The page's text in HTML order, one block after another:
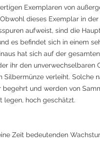
Exemplaren von
dieses Exemplar in
aufweist, sind die
es befindet sich in einem
hat sich auf der
ihr den unverwechselbaren
Silbermünze verleiht. Solche
begehrt und werden von
legen, hoch geschätzt.
Zeit bedeutenden